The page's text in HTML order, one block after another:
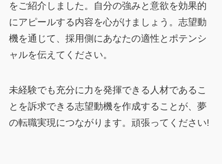
をご紹介しました。自分の強みと意欲を効果的
にアピールする内容を心がけましょう。志望動
機を通じて、採用側にあなたの適性とポテンシ
ャルを伝えてください。
未経験でも充分に力を発揮できる人材であるこ
とを訴求できる志望動機を作成することが、夢
の転職実現につながります。頑張ってください!